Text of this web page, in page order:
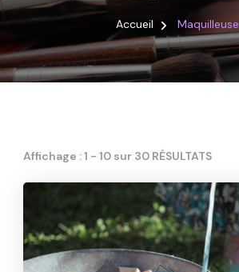
Accueil Maquilleuse
Affichage : 1 - 10 sur 30 RÉSULTATS